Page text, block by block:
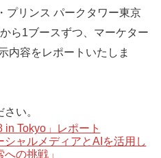
プリンス パークタワー東京
ら1ブースずつ、マーケター
内容をレポートいたしま
い。
in Tokyo」レポート
ャルメディアとAIを活用し
の挑戦」